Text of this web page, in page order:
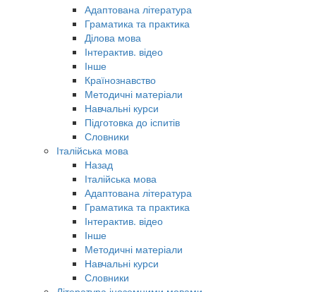
Адаптована література
Граматика та практика
Ділова мова
Інтерактив. відео
Інше
Країнознавство
Методичні матеріали
Навчальні курси
Підготовка до іспитів
Словники
Італійська мова
Назад
Італійська мова
Адаптована література
Граматика та практика
Інтерактив. відео
Інше
Методичні матеріали
Навчальні курси
Словники